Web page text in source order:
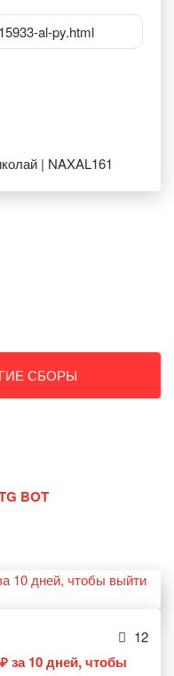
al-py.html
| NAXAL161
СБОРЫ
BOT
12
за 10 дней, чтобы